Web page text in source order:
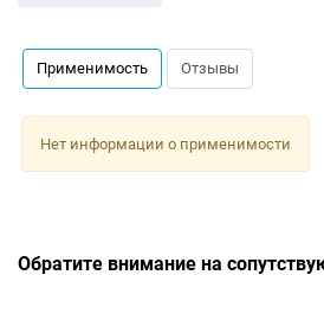
Применимость Отзывы
Нет информации о применимости
Обратите внимание на